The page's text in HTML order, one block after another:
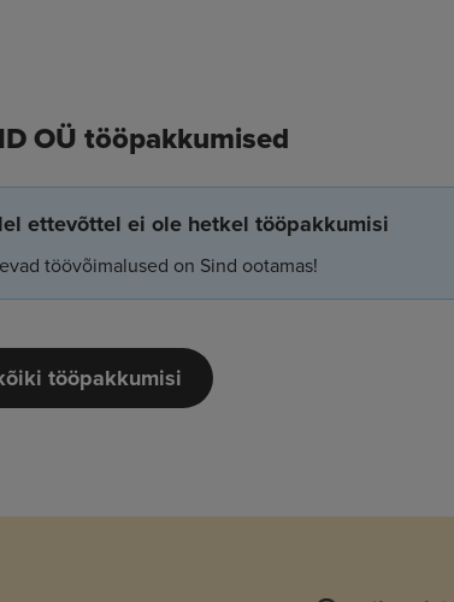
OÜ tööpakkumised
ettevõttel ei ole hetkel tööpakkumisi
töövõimalused on Sind ootamas!
tööpakkumisi